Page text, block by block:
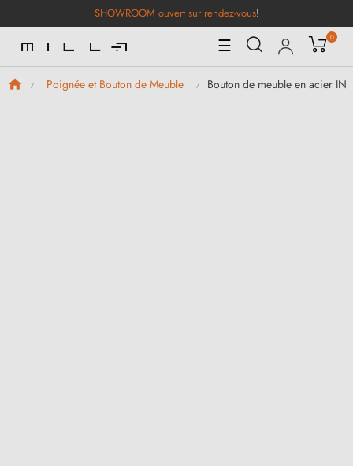
SHOWROOM ouvert sur rendez-vous!
Basculer
la
navigation
☰ 0
Poignée et Bouton de Meuble Bouton de meuble en acier